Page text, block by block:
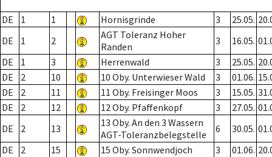
DE 1 1 Hornisgrinde 3 25.05.
DE
1 2
AGT Toleranz Hoher
Randen
3 16.05.
DE
1 3 Herrenwald 3 25.05.
DE
2 10 10 Oby. Unterwieser Wald 3 01.06.
DE
2 11 11 Oby. Freisinger Moos 3 15.05.
DE
2 12 12 Oby. Pfaffenkopf 3 27.05.
DE
2 13
13 Oby. An den 3 Wassern
AGT-Toleranzbelegstelle
6 30.05.
DE
2 15 15 Oby. Sonnwendjoch 3 01.06.